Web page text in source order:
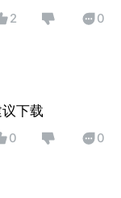
2 0
下载
0 0